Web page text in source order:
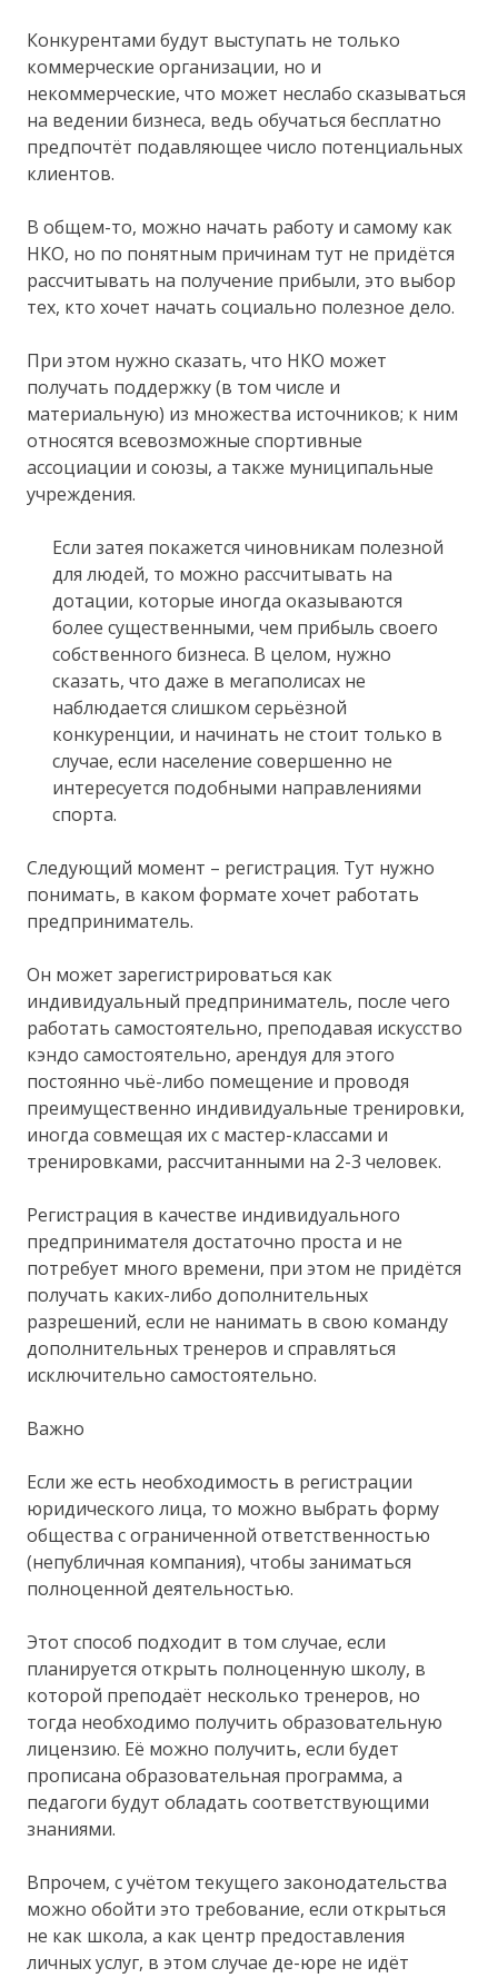
Конкурентами будут выступать не только
коммерческие организации, но и
некоммерческие, что может неслабо сказываться
на ведении бизнеса, ведь обучаться бесплатно
предпочтёт подавляющее число потенциальных
клиентов.
В общем-то, можно начать работу и самому как
НКО, но по понятным причинам тут не придётся
рассчитывать на получение прибыли, это выбор
тех, кто хочет начать социально полезное дело.
При этом нужно сказать, что НКО может
получать поддержку (в том числе и
материальную) из множества источников; к ним
относятся всевозможные спортивные
ассоциации и союзы, а также муниципальные
учреждения.
Если затея покажется чиновникам полезной
для людей, то можно рассчитывать на
дотации, которые иногда оказываются
более существенными, чем прибыль своего
собственного бизнеса. В целом, нужно
сказать, что даже в мегаполисах не
наблюдается слишком серьёзной
конкуренции, и начинать не стоит только в
случае, если население совершенно не
интересуется подобными направлениями
спорта.
Следующий момент – регистрация. Тут нужно
понимать, в каком формате хочет работать
предприниматель.
Он может зарегистрироваться как
индивидуальный предприниматель, после чего
работать самостоятельно, преподавая искусство
кэндо самостоятельно, арендуя для этого
постоянно чьё-либо помещение и проводя
преимущественно индивидуальные тренировки,
иногда совмещая их с мастер-классами и
тренировками, рассчитанными на 2-3 человек.
Регистрация в качестве индивидуального
предпринимателя достаточно проста и не
потребует много времени, при этом не придётся
получать каких-либо дополнительных
разрешений, если не нанимать в свою команду
дополнительных тренеров и справляться
исключительно самостоятельно.
Важно
Если же есть необходимость в регистрации
юридического лица, то можно выбрать форму
общества с ограниченной ответственностью
(непубличная компания), чтобы заниматься
полноценной деятельностью.
Этот способ подходит в том случае, если
планируется открыть полноценную школу, в
которой преподаёт несколько тренеров, но
тогда необходимо получить образовательную
лицензию. Её можно получить, если будет
прописана образовательная программа, а
педагоги будут обладать соответствующими
знаниями.
Впрочем, с учётом текущего законодательства
можно обойти это требование, если открыться
не как школа, а как центр предоставления
личных услуг, в этом случае де-юре не идёт